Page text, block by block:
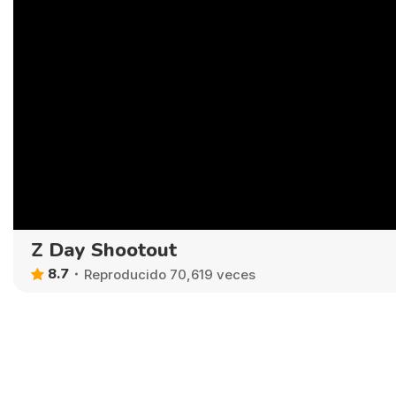
Z Day Shootout
8.7 Reproducido 70,619 veces